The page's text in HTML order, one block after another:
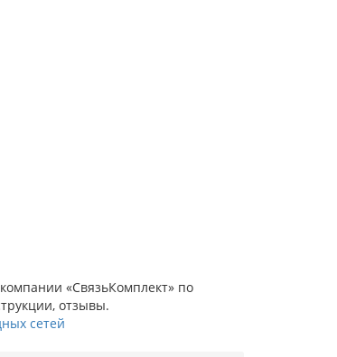
«СвязьКомплект» по
отзывы.
сетей